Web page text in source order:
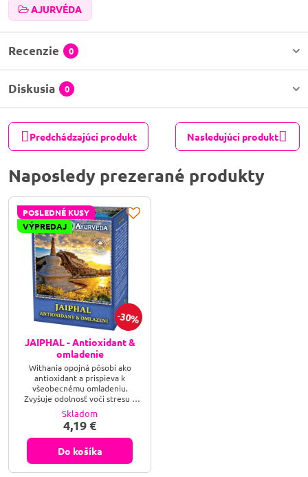
AJURVÉDA
Recenzie 0
Diskusia 0
Predchádzajúci produkt Nasledujúci produkt
Naposledy prezerané produkty
30%
POSLEDNÉ KUSY
VÝPREDAJ
JAIPHAL - Antioxidant &
omladenie
Withania opojná pôsobí ako
antioxidant a prispieva k
všeobecnému omladeniu.
Zvyšuje odolnosť voči stresu a
prispieva k duševnému aj
telesnému zdraviu. Škoricovník
cejlónsky osviežuje organizmus a
pôsobí blahodárne na ochranu
buniek pred oxidatívnym
činnosti srdcovo-cievnych
Skladom
4,19 €
Do košíka